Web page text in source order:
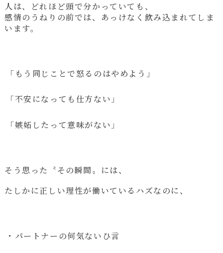
人は、どれほど頭で分かっていても、
感情のうねりの前では、あっけなく飲み込まれてしま
います。
「もう同じことで怒るのはやめよう」
「不安になっても仕方ない」
「嫉妬したって意味がない」
そう思った〝その瞬間〟には、
たしかに正しい理性が働いているハズなのに、
・パートナーの何気ないひ言